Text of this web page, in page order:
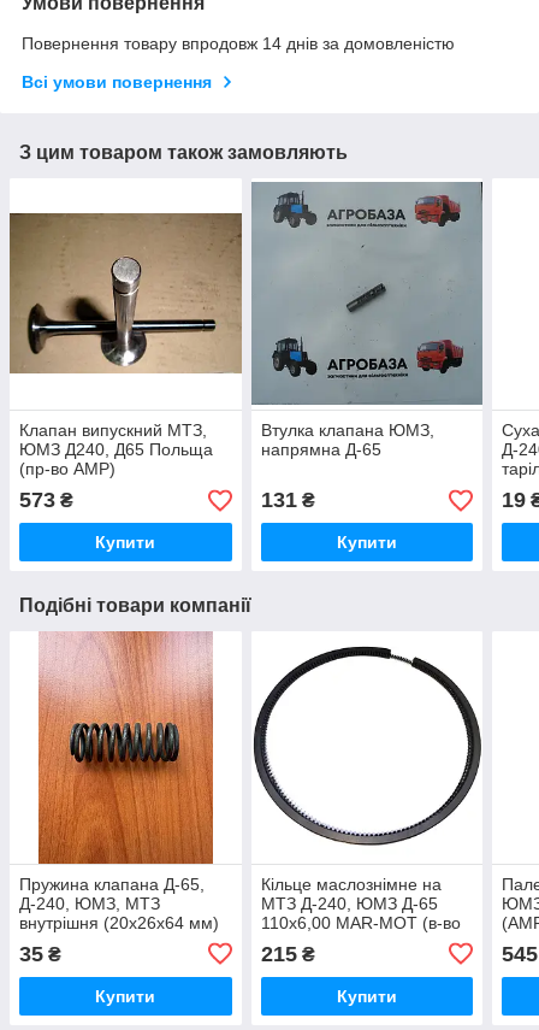
Повернення товару впродовж 14 днів за домовленістю
Всі умови повернення
З цим товаром також замовляють
Клапан випускний МТЗ,
ЮМЗ Д240, Д65 Польща
(пр-во AMP)
573 ₴
Купити
Втулка клапана ЮМЗ,
напрямна Д-65
131₴
Купити
Д-
19
Подібні товари компанії
Пружина клапана Д-65,
Д-240, ЮМЗ, МТЗ
внутрішня (20х26х64 мм)
35 ₴
Купити
Кільце маслознімне на
МТЗ Д-240, ЮМЗ Д-65
110x6,00 MAR-MOT (в-во
215₴
Купити
545